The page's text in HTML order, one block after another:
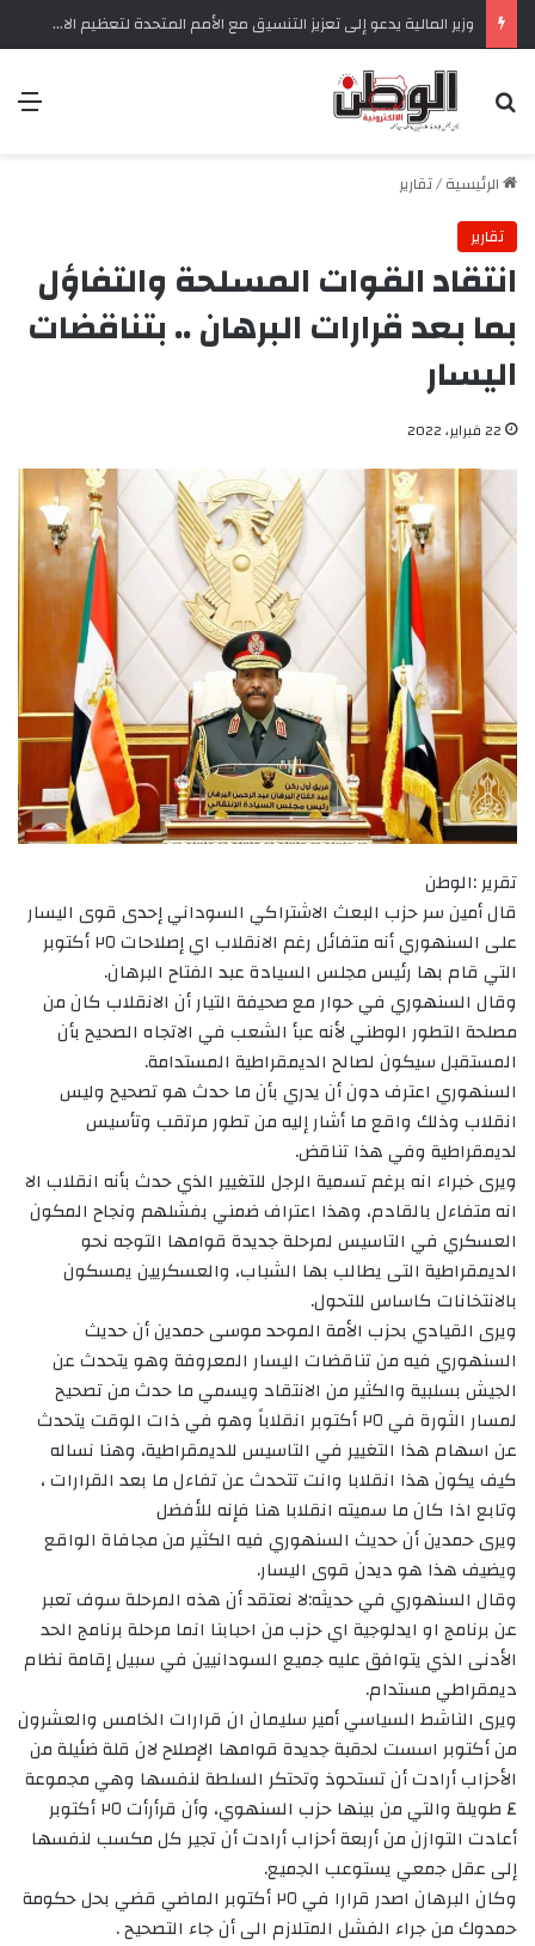
وزير المالية يدعو إلى تعزيز التنسيق مع الأمم المتحدة لتعظيم الاستفادة من الموارد ودعم مرحلة التعافي في السودان
بحث عن
الرئيسية/تقارير
تقارير
انتقاد القوات المسلحة والتفاؤل
بما بعد قرارات البرهان .. بتناقضات
اليسار
22 فبراير، 2022
تقرير :الوطن
قال أمين سر حزب البعث الاشتراكي السوداني إحدى قوى اليسار
على السنهوري أنه متفائل رغم الانقلاب اي إصلاحات ٢٥ أكتوبر
التي قام بها رئيس مجلس السيادة عبد الفتاح البرهان.
وقال السنهوري في حوار مع صحيفة التيار أن الانقلاب كان من
مصلحة التطور الوطني لأنه عبأ الشعب في الاتجاه الصحيح بأن
المستقبل سيكون لصالح الديمقراطية المستدامة.
السنهوري اعترف دون أن يدري بأن ما حدث هو تصحيح وليس
انقلاب وذلك واقع ما أشار إليه من تطور مرتقب وتأسيس
لديمقراطية وفي هذا تناقض.
ويرى خبراء انه برغم تسمية الرجل للتغيير الذي حدث بأنه انقلاب الا
انه متفاءل بالقادم، وهذا اعتراف ضمني بفشلهم ونجاح المكون
العسكري في التاسيس لمرحلة جديدة قوامها التوجه نحو
الديمقراطية التى يطالب بها الشباب، والعسكريين يمسكون
بالانتخانات كاساس للتحول.
ويرى القيادي بحزب الأمة الموحد موسى حمدين أن حديث
السنهوري فيه من تناقضات اليسار المعروفة وهو يتحدث عن
الجيش بسلبية والكثير من الانتقاد ويسمي ما حدث من تصحيح
لمسار الثورة في ٢٥ أكتوبر انقلاباً وهو في ذات الوقت يتحدث
عن اسهام هذا التغيير في التاسيس للديمقراطية، وهنا نساله
كيف يكون هذا انقلابا وانت تتحدث عن تفاءل ما بعد القرارات ،
وتابع اذا كان ما سميته انقلابا هنا فإنه للأفضل
ويرى حمدين أن حديث السنهوري فيه الكثير من مجافاة الواقع
ويضيف هذا هو ديدن قوى اليسار.
وقال السنهوري في حديثه:لا نعتقد أن هذه المرحلة سوف تعبر
عن برنامج او ايدلوجية اي حزب من احبابنا انما مرحلة برنامج الحد
الأدنى الذي يتوافق عليه جميع السودانيين في سبيل إقامة نظام
ديمقراطي مستدام.
ويرى الناشط السياسي أمير سليمان ان قرارات الخامس والعشرون
من أكتوبر اسست لحقبة جديدة قوامها الإصلاح لان قلة ضئيلة من
الأحزاب أرادت أن تستحوذ وتحتكر السلطة لنفسها وهي مجموعة
٤ طويلة والتي من بينها حزب السنهوي، وأن قرأرأت ٢٥ أكتوبر
أعادت التوازن من أربعة أحزاب أرادت أن تجير كل مكسب لنفسها
إلى عقل جمعي يستوعب الجميع.
وكان البرهان اصدر قرارا في ٢٥ أكتوبر الماضي قضي بحل حكومة
حمدوك من جراء الفشل المتلازم الى أن جاء التصحيح .